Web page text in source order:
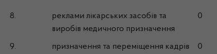
8.
реклами лікарських засобів та
виробів медичного призначення
0
9. призначення та переміщення кадрів 0